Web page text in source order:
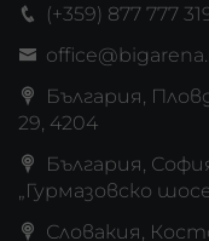
(+359) 877 777
България,
29, 4204
България,
„Гурмазовско
Словакия,